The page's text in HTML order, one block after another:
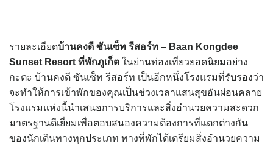
รายละเอียดบ้านคงดี ซันเซ็ท รีสอร์ท – Baan Kongdee
Sunset Resort ที่พักภูเก็ต ในย่านท่องเที่ยวยอดนิยมอย่าง
กะตะ บ้านคงดี ซันเซ็ท รีสอร์ท เป็นอีกหนึ่งโรงแรมที่รับรองว่า
จะทำให้การเข้าพักของคุณเป็นช่วงเวลาแสนสุขอันผ่อนคลาย
โรงแรมแห่งนี้นำเสนอการบริการและสิ่งอำนวยความสะดวก
มาตรฐานดีเยี่ยมเพื่อตอบสนองความต้องการที่แตกต่างกัน
ของนักเดินทางทุกประเภท ทางที่พักได้เตรียมสิ่งอำนวยความ